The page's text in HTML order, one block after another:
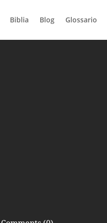
Biblia Blog Glossario